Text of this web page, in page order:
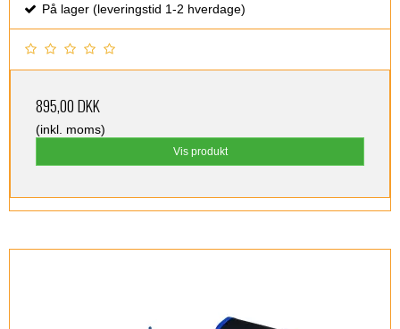
På lager (leveringstid 1-2 hverdage)
895,00 DKK
(inkl. moms)
Vis produkt